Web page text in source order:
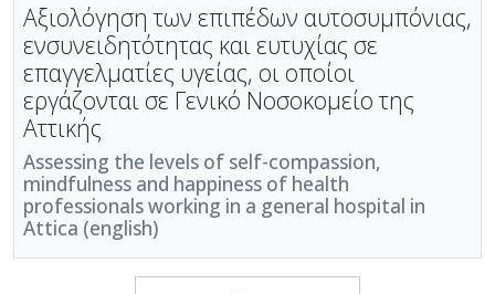
Αξιολόγηση των επιπέδων αυτοσυμπόνιας,
ενσυνειδητότητας και ευτυχίας σε
επαγγελματίες υγείας, οι οποίοι
εργάζονται σε Γενικό Νοσοκομείο της
Αττικής
Assessing the levels of self-compassion,
mindfulness and happiness of health
professionals working in a general hospital in
Attica (english)